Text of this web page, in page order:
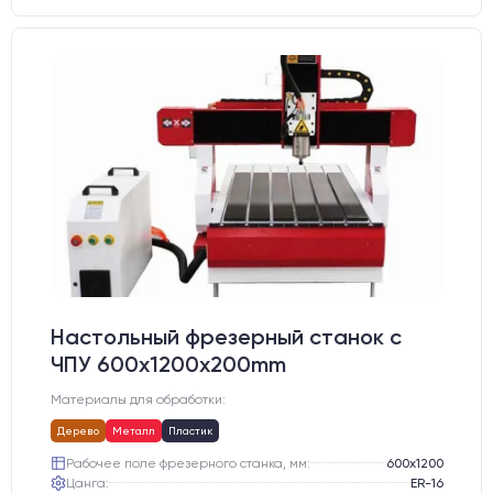
Настольный фрезерный станок с
ЧПУ 600x1200x200mm
Материалы для обработки:
Дерево Металл Пластик
Рабочее поле фрезерного станка, мм:
600х1200
Цанга:
ER-16